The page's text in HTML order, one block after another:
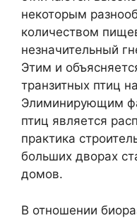
некоторым
количеством
незначительный
Этим и
транзитных птиц
Элиминирующим
птиц является
практика
больших дворах
домов.
В отношении